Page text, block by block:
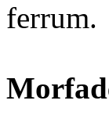
ferrum.